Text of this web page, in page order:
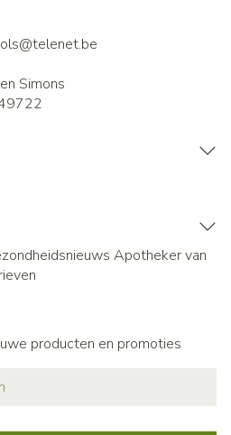
telenet.be
Simons
Apotheker van
producten en promoties